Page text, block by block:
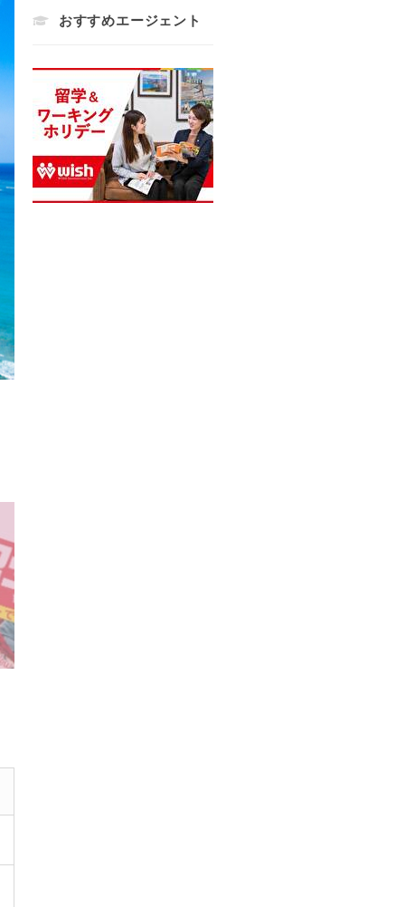
おすすめエージェント